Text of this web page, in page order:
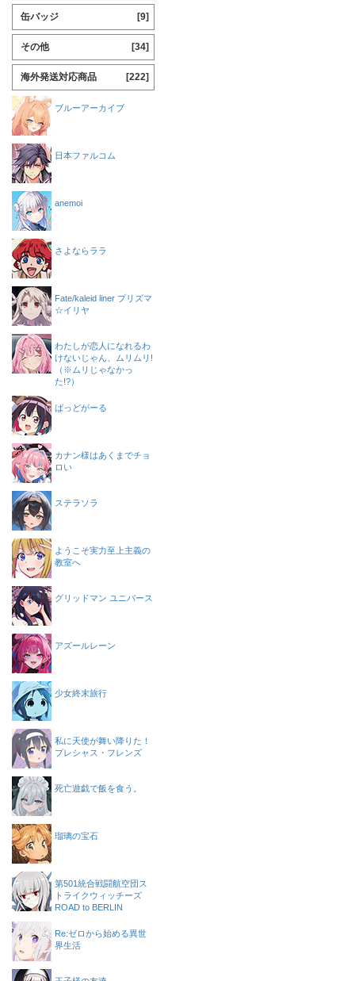
缶バッジ [9]
その他 [34]
海外発送対応商品 [222]
ブルーアーカイブ
日本ファルコム
anemoi
さよならララ
Fate/kaleid liner プリズマ
☆イリヤ
わたしが恋人になれるわ
けないじゃん、ムリムリ!
（※ムリじゃなかっ
た!?）
ばっどがーる
カナン様はあくまでチョ
ロい
ステラソラ
ようこそ実力至上主義の
教室へ
グリッドマン ユニバース
アズールレーン
少女終末旅行
私に天使が舞い降りた！
プレシャス・フレンズ
死亡遊戯で飯を食う。
瑠璃の宝石
第501統合戦闘航空団ス
トライクウィッチーズ
ROAD to BERLIN
Re:ゼロから始める異世
界生活